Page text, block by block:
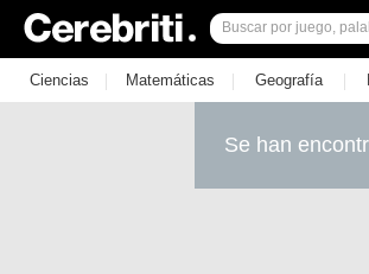
Ciencias | Matemáticas | Geografía |
Se han